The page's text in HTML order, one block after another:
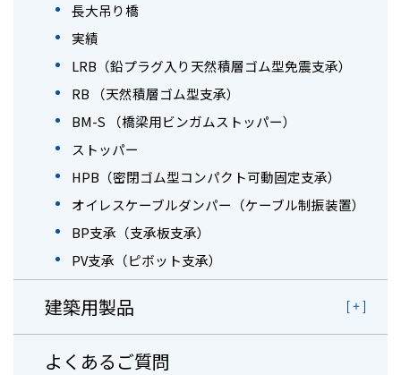
長大吊り橋
実績
LRB（鉛プラグ入り天然積層ゴム型免震支承）
RB （天然積層ゴム型支承）
BM-S （橋梁用ビンガムストッパー）
ストッパー
HPB（密閉ゴム型コンパクト可動固定支承）
オイレスケーブルダンパー（ケーブル制振装置）
BP支承（支承板支承）
PV支承（ピボット支承）
建築用製品
よくあるご質問